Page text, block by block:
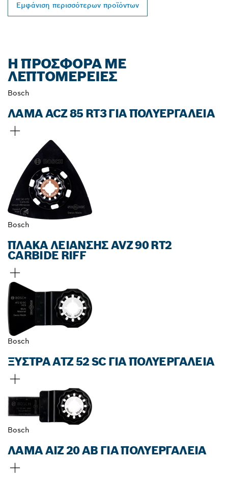
Εμφάνιση περισσότερων προϊόντων
Η ΠΡΟΣΦΟΡΆ ΜΕ
ΛΕΠΤΟΜΈΡΕΙΕΣ
Bosch
ΛΆΜΑ ACZ 85 RT3 ΓΙΑ ΠΟΛΥΕΡΓΑΛΕΊΑ
Bosch
ΠΛΆΚΑ ΛΕΊΑΝΣΗΣ AVZ 90 RT2
CARBIDE RIFF
Bosch
ΞΎΣΤΡΑ ATZ 52 SC ΓΙΑ ΠΟΛΥΕΡΓΑΛΕΊΑ
Bosch
ΛΆΜΑ AIZ 20 AB ΓΙΑ ΠΟΛΥΕΡΓΑΛΕΊΑ